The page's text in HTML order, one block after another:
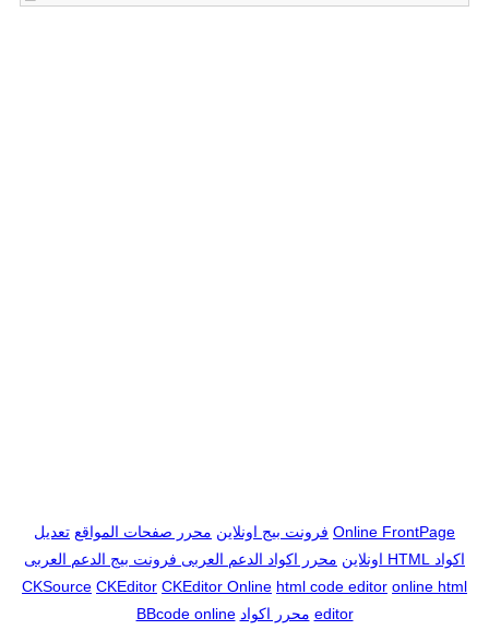
Online FrontPage فرونت بيج اونلاين محرر صفحات المواقع تعديل
اكواد
HTML اونلاين محرر اكواد الدعم العربى فرونت بيج الدعم العربى
CKSource CKEditor CKEditor Online html code editor online html
editor محرر اكواد BBcode online